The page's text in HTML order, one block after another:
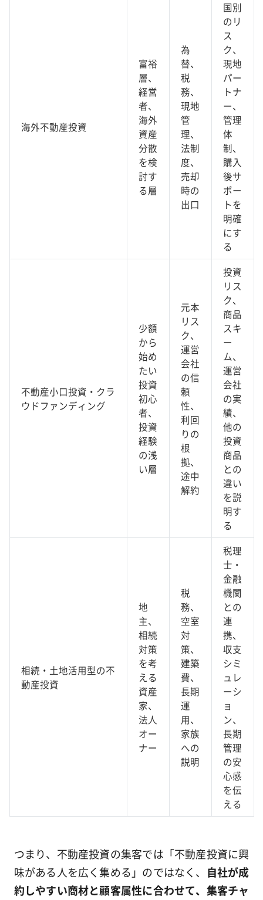
海外不動産投資
富裕
層、
経営
者、
海外
資産
分散
を検
討す
る層
為
替、
税
務、
現地
管
理、
法制
度、
売却
時の
出口
国別
のリ
ス
ク、
現地
パー
トナ
ー、
管理
体
制、
購入
後サ
ポー
トを
明確
にす
る
不動産小口投資・クラ
ウドファンディング
少額
から
始め
たい
投資
初心
者、
投資
経験
の浅
い層
元本
リス
ク、
運営
会社
の信
頼
性、
利回
りの
根
拠、
途中
解約
投資
リス
ク、
商品
スキ
ー
ム、
運営
会社
の実
績、
他の
投資
商品
との
違い
を説
明す
る
相続・土地活用型の不
動産投資
地
主、
相続
対策
を考
える
資産
家、
法人
オー
ナー
税
務、
空室
対
策、
建築
費、
長期
運
用、
家族
への
説明
税理
士・
金融
機関
との
連
携、
収支
シミ
ュレ
ーシ
ョ
ン、
長期
管理
の安
心感
を伝
える
つまり、不動産投資の集客では「不動産投資に興
味がある人を広く集める」のではなく、 自社が成
約しやすい商材と顧客属性に合わせて、集客チャ